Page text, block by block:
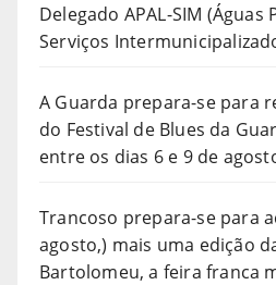
Delegado APAL-SIM
Serviços
A Guarda prepara-se para
do Festival de Blues da
entre os dias 6 e 9 de
Trancoso prepara-se para
agosto,) mais uma edição
Bartolomeu, a feira franca